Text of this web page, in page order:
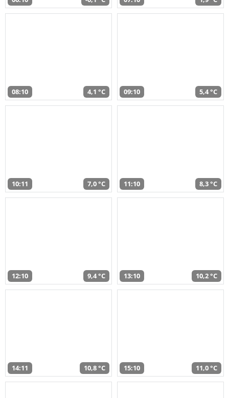
08:10 4,1 °C 09:10 5,4 °C
10:11 7,0 °C 11:10 8,3 °C
12:10 9,4 °C 13:10 10,2 °C
14:11 10,8 °C 15:10 11,0 °C